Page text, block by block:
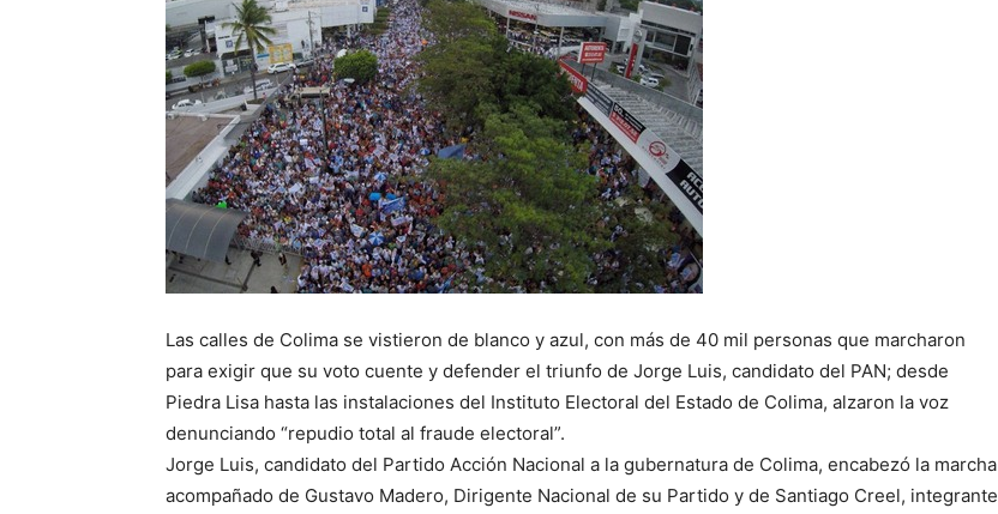
Las calles de Colima se vistieron de blanco y azul, con más de 40 mil personas que marcharon
para exigir que su voto cuente y defender el triunfo de Jorge Luis, candidato del PAN; desde
Piedra Lisa hasta las instalaciones del Instituto Electoral del Estado de Colima, alzaron la voz
denunciando “repudio total al fraude electoral”.
Jorge Luis, candidato del Partido Acción Nacional a la gubernatura de Colima, encabezó la marcha
acompañado de Gustavo Madero, Dirigente Nacional de su Partido y de Santiago Creel, integrante